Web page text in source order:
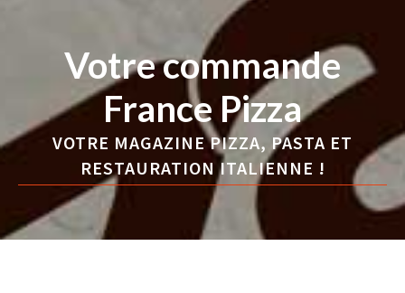
Votre commande
France Pizza
VOTRE MAGAZINE PIZZA, PASTA ET
RESTAURATION ITALIENNE !